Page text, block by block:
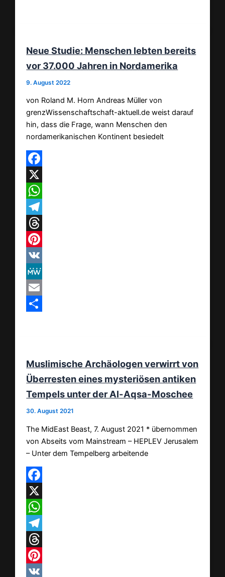
Neue Studie: Menschen lebten bereits
vor 37.000 Jahren in Nordamerika
9. August 2022
von Roland M. Horn Andreas Müller von
grenzWissenschaftschaft-aktuell.de weist darauf
hin, dass die Frage, wann Menschen den
nordamerikanischen Kontinent besiedelt
Facebook
X
WhatsApp
Telegram
Threads
Pinterest
VK
MeWe
Email
Muslimische Archäologen verwirrt von
Überresten eines mysteriösen antiken
Tempels unter der Al-Aqsa-Moschee
30. August 2021
The MidEast Beast, 7. August 2021 * übernommen
von Abseits vom Mainstream – HEPLEV Jerusalem
– Unter dem Tempelberg arbeitende
Facebook
X
WhatsApp
Telegram
Threads
Pinterest